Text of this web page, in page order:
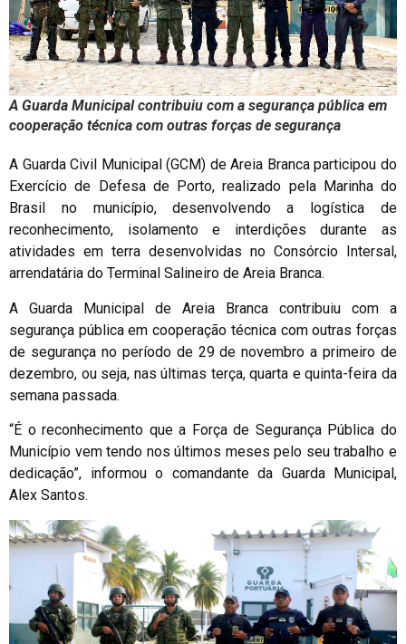
A Guarda Municipal contribuiu com a segurança pública em
cooperação técnica com outras forças de segurança
A Guarda Civil Municipal (GCM) de Areia Branca participou do
Exercício de Defesa de Porto, realizado pela Marinha do
Brasil no município, desenvolvendo a logística de
reconhecimento, isolamento e interdições durante as
atividades em terra desenvolvidas no Consórcio Intersal,
arrendatária do Terminal Salineiro de Areia Branca.
A Guarda Municipal de Areia Branca contribuiu com a
segurança pública em cooperação técnica com outras forças
de segurança no período de 29 de novembro a primeiro de
dezembro, ou seja, nas últimas terça, quarta e quinta-feira da
semana passada.
“É o reconhecimento que a Força de Segurança Pública do
Município vem tendo nos últimos meses pelo seu trabalho e
dedicação”, informou o comandante da Guarda Municipal,
Alex Santos.